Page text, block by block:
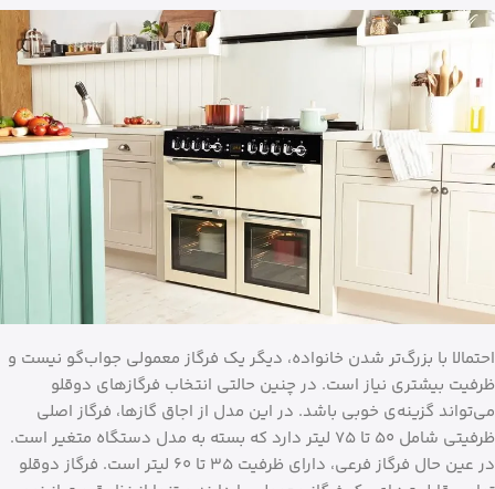
احتمالا با بزرگ‌تر شدن خانواده، دیگر یک فرگاز معمولی جواب‌گو نیست و
ظرفیت بیشتری نیاز است. در چنین حالتی انتخاب فرگازهای دوقلو
می‌تواند گزینه‌‌ی خوبی باشد. در این مدل از اجاق گازها، فرگاز اصلی
ظرفیتی شامل ۵۰ تا ۷۵ لیتر دارد که بسته به مدل دستگاه متغیر است.
در عین حال فرگاز فرعی، دارای ظرفیت ۳۵ تا ۶۰ لیتر است. فرگاز دوقلو